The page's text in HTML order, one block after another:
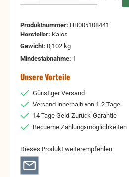
Produktnummer: HB005108441
Hersteller: Kalos
Gewicht: 0,102 kg
Mindestabnahme: 1
Unsere Vorteile
Günstiger Versand
Versand innerhalb von 1-2 Tage
14 Tage Geld-Zurück-Garantie
Bequeme Zahlungsmöglichkeiten
Dieses Produkt weiterempfehlen: